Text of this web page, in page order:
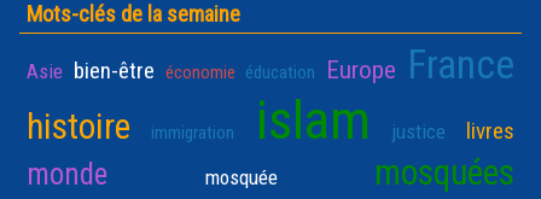
Mots-clés de la semaine
Asie bien-être économie éducation Europe France
histoire immigration islam justice livres
monde mosquée mosquées